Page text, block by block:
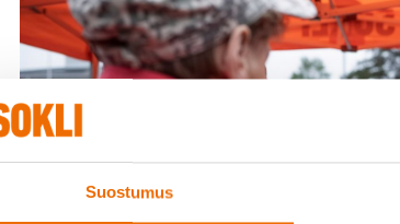
Suostumus